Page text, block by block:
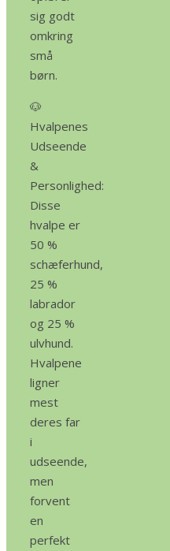
sig godt
omkring
små
børn.
🐶
Hvalpenes
Udseende
&
Personlighed:
Disse
hvalpe er
50 %
schæferhund,
25 %
labrador
og 25 %
ulvhund.
Hvalpene
ligner
mest
deres far
i
udseende,
men
forvent
en
perfekt